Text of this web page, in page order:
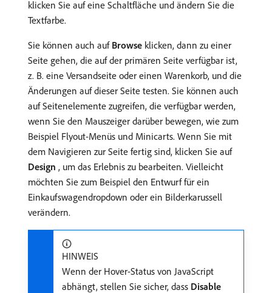
klicken Sie auf eine Schaltfläche und ändern Sie die
Textfarbe.
Sie können auch auf Browse klicken, dann zu einer
Seite gehen, die auf der primären Seite verfügbar ist,
z. B. eine Versandseite oder einen Warenkorb, und die
Änderungen auf dieser Seite testen. Sie können auch
auf Seitenelemente zugreifen, die verfügbar werden,
wenn Sie den Mauszeiger darüber bewegen, wie zum
Beispiel Flyout-Menüs und Minicarts. Wenn Sie mit
dem Navigieren zur Seite fertig sind, klicken Sie auf
Design , um das Erlebnis zu bearbeiten. Vielleicht
möchten Sie zum Beispiel den Entwurf für ein
Einkaufswagendropdown oder ein Bilderkarussell
verändern.
HINWEIS
Wenn der Hover-Status von JavaScript
abhängt, stellen Sie sicher, dass Disable